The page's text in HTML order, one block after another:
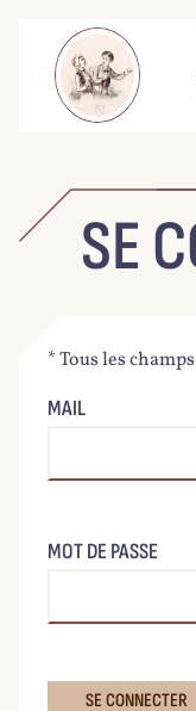
SE
* Tous les
MAIL
MOT DE PASSE